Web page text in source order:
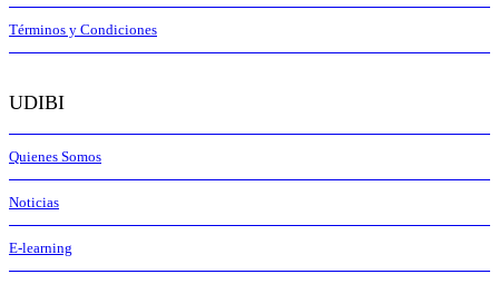
Términos y Condiciones
UDIBI
Quienes Somos
Noticias
E-learning